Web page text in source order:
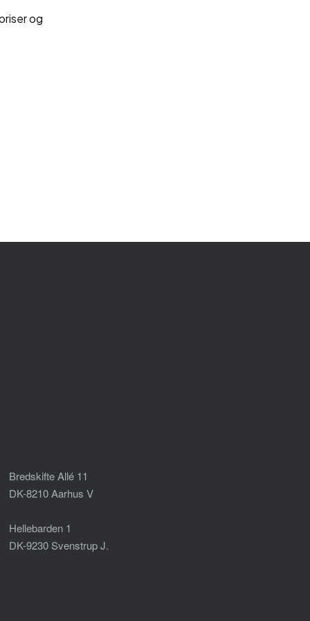
og
Bredskifte Allé 11
DK-8210 Aarhus V
Hellebarden 1
DK-9230 Svenstrup J.